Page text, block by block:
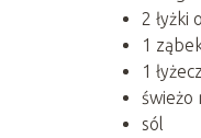
2 łyżki
1
1
świeżo
sól